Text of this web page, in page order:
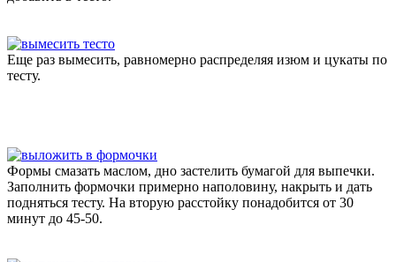
Еще раз вымесить, равномерно распределяя изюм и цукаты по
тесту.
Формы смазать маслом, дно застелить бумагой для выпечки.
Заполнить формочки примерно наполовину, накрыть и дать
подняться тесту. На вторую расстойку понадобится от 30
минут до 45-50.